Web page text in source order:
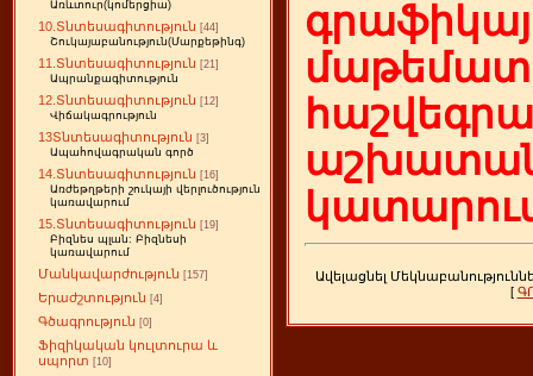
Առևտուր(կոմերցիա)
10.Տնտեսագիտություն [44]
Շուկայաբանություն(Մարքեթինգ)
11.Տնտեսագիտություն [21]
Ապրանքագիտություն
12.Տնտեսագիտություն [12]
Վիճակագրություն
13Տնտեսագիտություն [3]
Ապահովագրական գործ
14.Տնտեսագիտություն [16]
Առժեթղթերի շուկայի վերլուծություն
կառավարում
15.Տնտեսագիտություն [19]
Բիզնես պլան: Բիզնեսի
կառավարում
Մանկավարժություն [157]
Երաժշտություն [4]
Գծագրություն [0]
Ֆիզիկական կուլտուրա և
սպորտ [10]
Ավելացնել
[